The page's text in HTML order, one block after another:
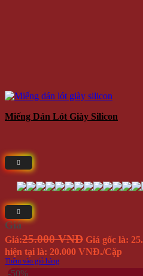
Miếng Dán Lót Giày Silicon
Giá
Giá:25.000 VNĐ Giá gốc là:
hiện tại là: 20.000 VNĐ./Cặp
Thêm vào giỏ hàng
-50%